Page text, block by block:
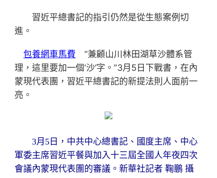
習近平總書記的指引仍然是從生態案例切
進。
包養網車馬費 “兼顧山川林田湖草沙體系管
理，這里要加一個‘沙’字。”3月5日下戰書，在內
蒙現代表團，習近平總書記的新提法則人面前一
亮。
3月5日，中共中心總書記、國度主席、中心
軍委主席習近平餐與加入十三屆全國人年夜四次
會議內蒙現代表團的審議。新華社記者 鞠鵬 攝